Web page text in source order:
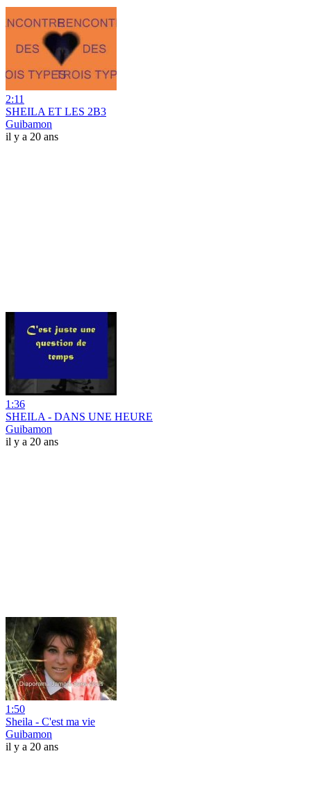
2:11
SHEILA ET LES 2B3
Guibamon
il y a 20 ans
1:36
SHEILA - DANS UNE HEURE
Guibamon
il y a 20 ans
1:50
Sheila - C'est ma vie
Guibamon
il y a 20 ans